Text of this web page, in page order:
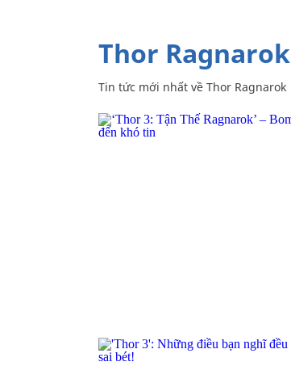
Thor Ragnarok
Tin tức mới nhất về Thor Ragnarok